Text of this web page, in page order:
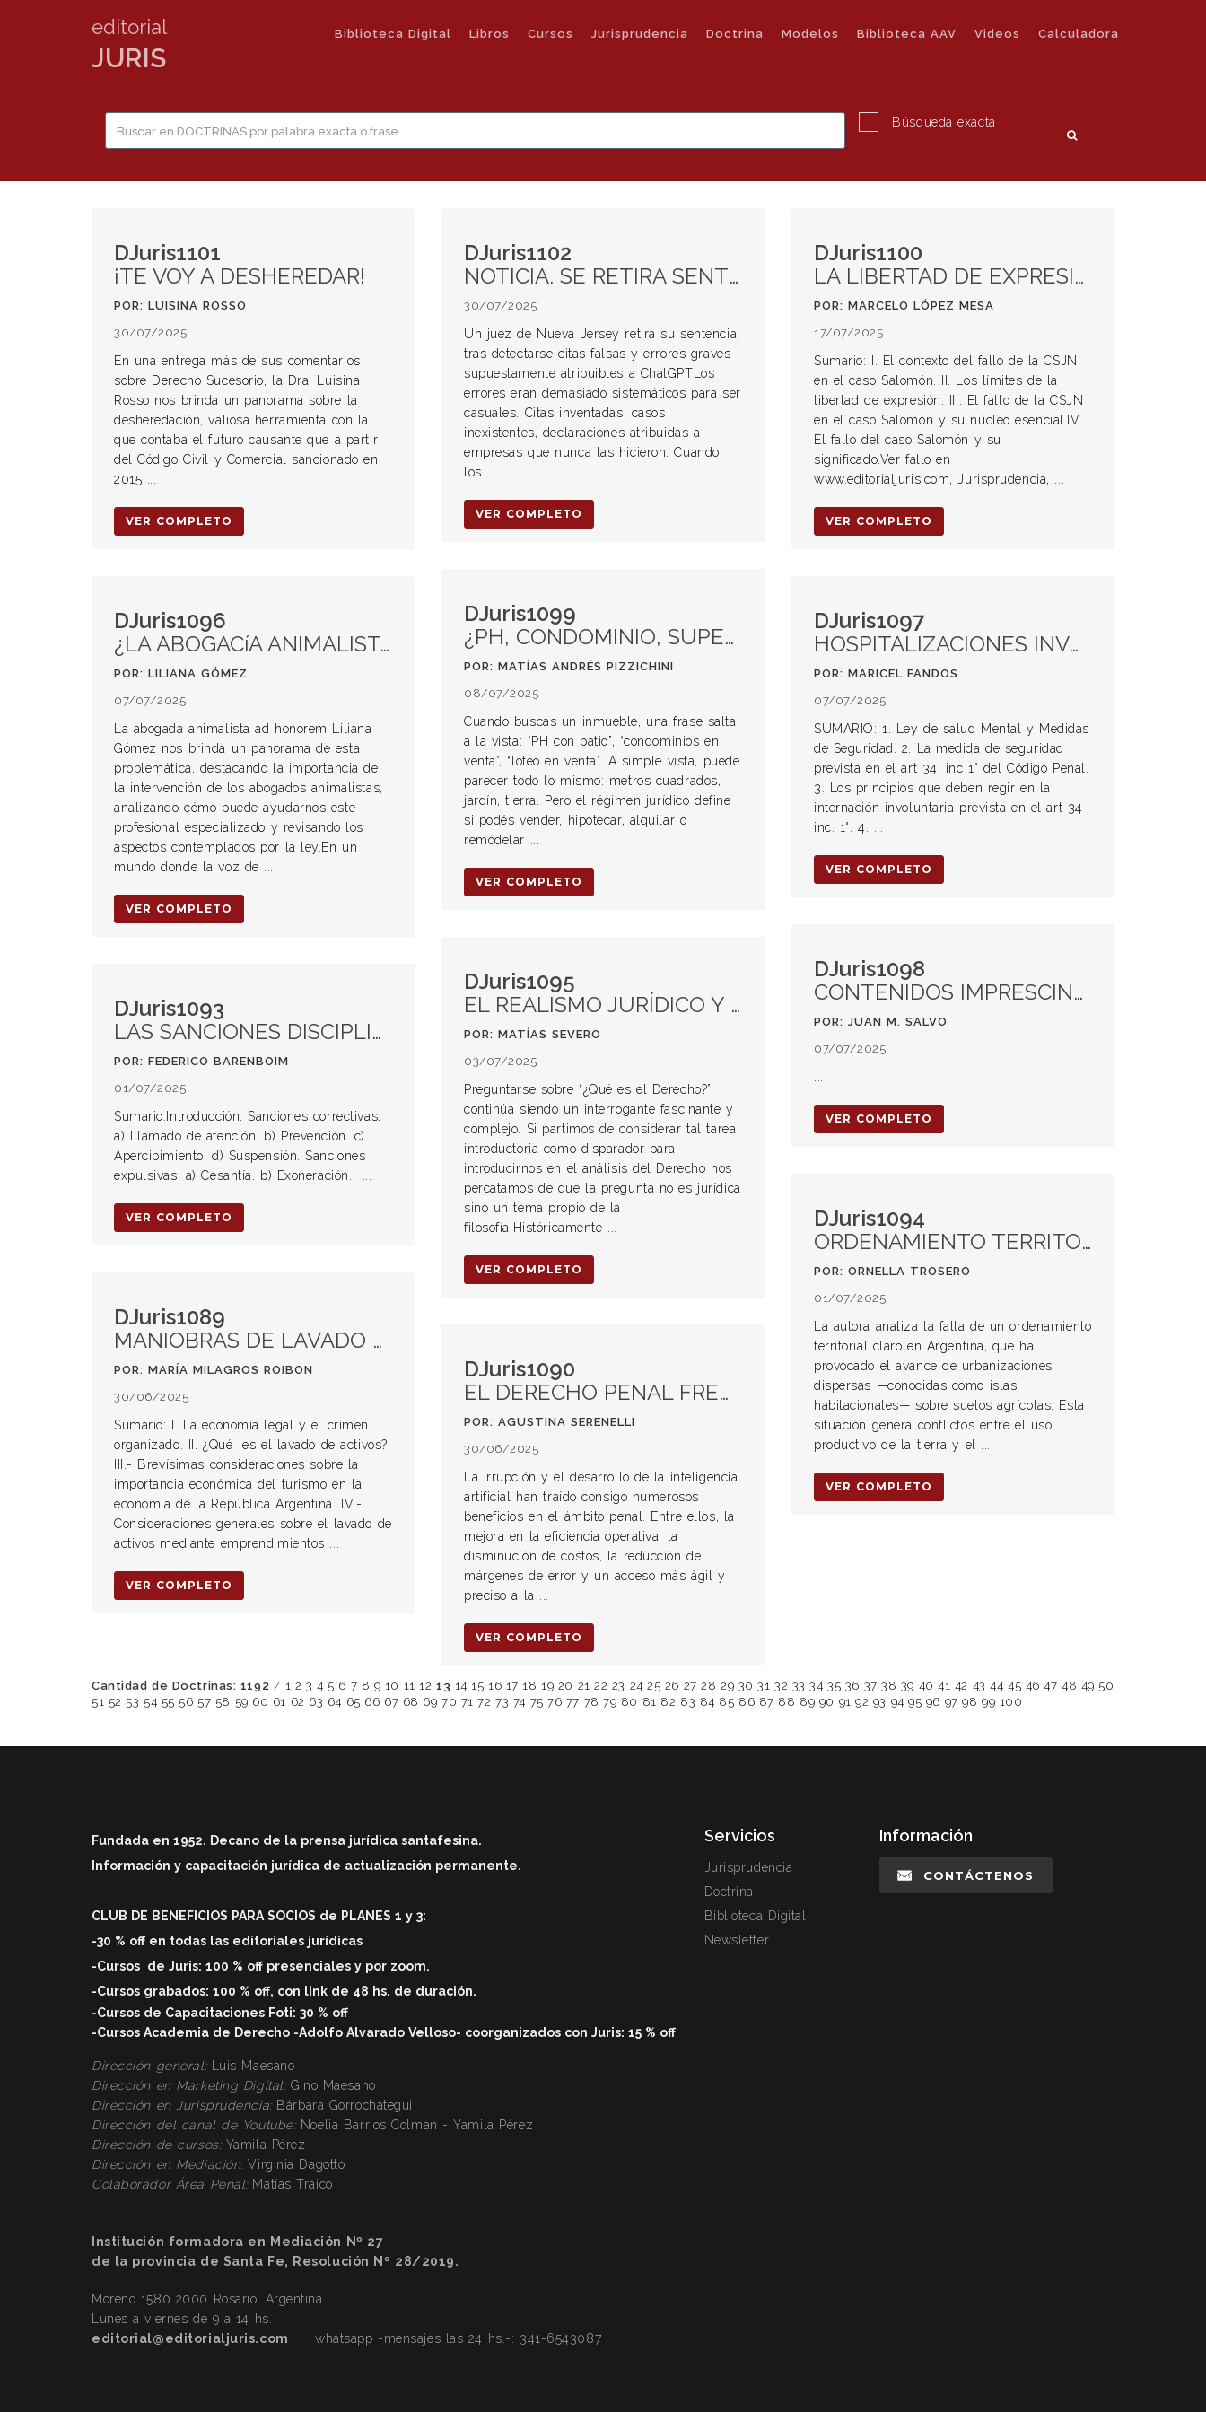
editorial
JURIS
Biblioteca Digital Libros Cursos Jurisprudencia Doctrina Modelos Biblioteca AAV Videos Calculadora
Búsqueda exacta
DJuris1101
¡TE VOY A DESHEREDAR!
POR: LUISINA ROSSO
30/07/2025
En una entrega más de sus comentarios
sobre Derecho Sucesorio, la Dra. Luisina
Rosso nos brinda un panorama sobre la
desheredación, valiosa herramienta con la
que contaba el futuro causante que a partir
del Código Civil y Comercial sancionado en
2015 ...
VER COMPLETO
DJuris1102
NOTICIA. SE RETIRA SENTENCIA TRAS DETECTARSE CITAS FALTAS Y ERRORES GRAVES SUPUESTAMENTE ATRIBUIBLES A CHAT GPT
30/07/2025
Un juez de Nueva Jersey retira su sentencia
tras detectarse citas falsas y errores graves
supuestamente atribuibles a ChatGPTLos
errores eran demasiado sistemáticos para ser
casuales. Citas inventadas, casos
inexistentes, declaraciones atribuidas a
empresas que nunca las hicieron. Cuando
los ...
VER COMPLETO
DJuris1100
LA LIBERTAD DE EXPRESIÓN Y SUS LÍMITES INMANENTES EN UN FALLO DE LA CORTE SUPREMA
POR: MARCELO LÓPEZ MESA
17/07/2025
Sumario: I. El contexto del fallo de la CSJN
en el caso Salomón. II. Los límites de la
libertad de expresión. III. El fallo de la CSJN
en el caso Salomón y su núcleo esencial.IV.
El fallo del caso Salomón y su
significado.Ver fallo en
www.editorialjuris.com, Jurisprudencia, ...
VER COMPLETO
DJuris1099
¿PH, CONDOMINIO, SUPERFICIE O USUFRUCTO? LO QUE TENÉS QUE SABER ANTES DE COMPRAR UNA PROPIEDAD
POR: MATÍAS ANDRÉS PIZZICHINI
08/07/2025
Cuando buscas un inmueble, una frase salta
a la vista: “PH con patio”, “condominios en
venta”, “loteo en venta”. A simple vista, puede
parecer todo lo mismo: metros cuadrados,
jardín, tierra. Pero el régimen jurídico define
si podés vender, hipotecar, alquilar o
remodelar ...
VER COMPLETO
DJuris1096
¿LA ABOGACíA ANIMALISTA ES UNA MODA?
POR: LILIANA GÓMEZ
07/07/2025
La abogada animalista ad honorem Liliana
Gómez nos brinda un panorama de esta
problemática, destacando la importancia de
la intervención de los abogados animalistas,
analizando cómo puede ayudarnos este
profesional especializado y revisando los
aspectos contemplados por la ley.En un
mundo donde la voz de ...
VER COMPLETO
DJuris1097
HOSPITALIZACIONES INVOLUNTARIAS, ENCIERRO Y LEY DE SALUD MENTAL
POR: MARICEL FANDOS
07/07/2025
SUMARIO: 1. Ley de salud Mental y Medidas
de Seguridad. 2. La medida de seguridad
prevista en el art 34, inc 1° del Código Penal.
3. Los principios que deben regir en la
internación involuntaria prevista en el art 34
inc. 1°. 4. ...
VER COMPLETO
DJuris1098
CONTENIDOS IMPRESCINDIBLES DE UNA REFORMA CONSTITUCIONAL EN CUANTO A LA LIBERTAD DE EXPRESIÓN
POR: JUAN M. SALVO
07/07/2025
VER COMPLETO
DJuris1095
EL REALISMO JURÍDICO Y SU RELACIÓN CON EL ACTIVISMO JUDICIAL Y EL ROL DE LOS JUECES
POR: MATÍAS SEVERO
03/07/2025
Preguntarse sobre “¿Qué es el Derecho?”
continúa siendo un interrogante fascinante y
complejo. Si partimos de considerar tal tarea
introductoria como disparador para
introducirnos en el análisis del Derecho nos
percatamos de que la pregunta no es jurídica
sino un tema propio de la
filosofía.Históricamente ...
VER COMPLETO
DJuris1093
LAS SANCIONES DISCIPLINARIAS EN EL NUEVO PROCEDIMIENTO DE RESPONSABILIDAD ADMINISTRATIVA FUNCIONAL DEL MINISTERIO PÚBLICO DE LA PROVINCIA DE BUENOS AIRES
POR: FEDERICO BARENBOIM
01/07/2025
Sumario:Introducción. Sanciones correctivas:
a) Llamado de atención. b) Prevención. c)
Apercibimiento. d) Suspensión. Sanciones
expulsivas: a) Cesantía. b) Exoneración. ...
VER COMPLETO
DJuris1094
ORDENAMIENTO TERRITORIAL: UNA CLAVE PARA EL FUTURO DE LA AGRICULTURA EN ARGENTINA
POR: ORNELLA TROSERO
01/07/2025
La autora analiza la falta de un ordenamiento
territorial claro en Argentina, que ha
provocado el avance de urbanizaciones
dispersas —conocidas como islas
habitacionales— sobre suelos agrícolas. Esta
situación genera conflictos entre el uso
productivo de la tierra y el ...
VER COMPLETO
DJuris1089
MANIOBRAS DE LAVADO DE ACTIVOS EN EL SECTOR TURÍSTICO
POR: MARÍA MILAGROS ROIBON
30/06/2025
Sumario: I. La economía legal y el crimen
organizado. II. ¿Qué es el lavado de activos?
III.- Brevísimas consideraciones sobre la
importancia económica del turismo en la
economía de la República Argentina. IV.-
Consideraciones generales sobre el lavado de
activos mediante emprendimientos ...
VER COMPLETO
DJuris1090
EL DERECHO PENAL FRENTE AL DEEPFAKE: ¿CÓMO ABORDAR PENALMENTE LA FALSIFICACIÓN AUDIOVISUAL GENERADA POR IA?
POR: AGUSTINA SERENELLI
30/06/2025
La irrupción y el desarrollo de la inteligencia
artificial han traído consigo numerosos
beneficios en el ámbito penal. Entre ellos, la
mejora en la eficiencia operativa, la
disminución de costos, la reducción de
márgenes de error y un acceso más ágil y
preciso a la ...
VER COMPLETO
Cantidad de Doctrinas: 1192 / 1 2 3 4 5 6 7 8 9 10 11 12 13 14 15 16 17 18 19 20 21 22 23 24 25 26 27 28 29 30 31 32 33 34 35 36 37 38 39 40 41 42 43 44 45 46 47 48 49 50
51 52 53 54 55 56 57 58 59 60 61 62 63 64 65 66 67 68 69 70 71 72 73 74 75 76 77 78 79 80 81 82 83 84 85 86 87 88 89 90 91 92 93 94 95 96 97 98 99 100
Fundada en 1952. Decano de la prensa jurídica santafesina.
Información y capacitación jurídica de actualización permanente.
CLUB DE BENEFICIOS PARA SOCIOS de PLANES 1 y 3:
-30 % off en todas las editoriales jurídicas
-Cursos de Juris: 100 % off presenciales y por zoom.
-Cursos grabados: 100 % off, con link de 48 hs. de duración.
-Cursos de Capacitaciones Foti: 30 % off
-Cursos Academia de Derecho -Adolfo Alvarado Velloso- coorganizados con Juris: 15 % off
Dirección general:Luis Maesano
Dirección en Marketing Digital:Gino Maesano
Dirección en Jurisprudencia:Bárbara Gorrochategui
Dirección del canal de Youtube: Noelia Barrios Colman - Yamila Pérez
Dirección de cursos: Yamila Pérez
Dirección en Mediación:Virginia Dagotto
Colaborador Área Penal:Matías Traico
Institución formadora en Mediación Nº 27
de la provincia de Santa Fe, Resolución Nº 28/2019.
Moreno 1580 2000 Rosario. Argentina.
Lunes a viernes de 9 a 14 hs.
editorial@editorialjuris.com
whatsapp -mensajes las 24 hs.-: 341-6543087
Servicios
Jurisprudencia
Doctrina
Biblioteca Digital
Newsletter
Información
CONTÁCTENOS